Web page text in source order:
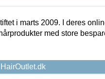
i marts 2009. I deres
med store